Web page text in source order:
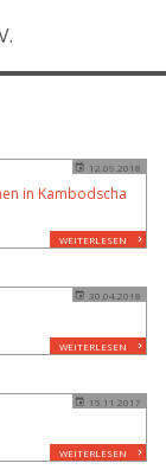
12.09.2018
in Kambodscha
WEITERLESEN
30.04.2018
WEITERLESEN
15.11.2017
WEITERLESEN